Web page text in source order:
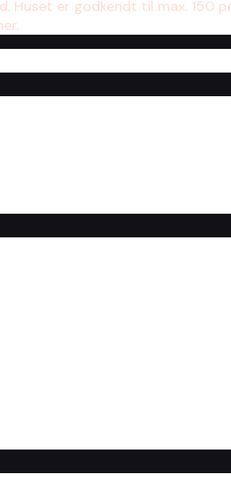
er godkendt til max. 150